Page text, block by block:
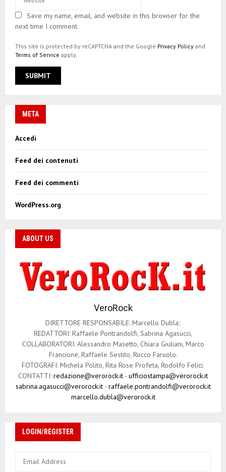
Save my name, email, and website in this browser for the
next time I comment.
This site is protected by reCAPTCHA and the Google Privacy Policy and
Terms of Service apply.
META
Accedi
Feed dei contenuti
Feed dei commenti
WordPress.org
ABOUT US
VeroRock
DIRETTORE RESPONSABILE: Marcello Dubla;
REDATTORI: Raffaele Pontrandolfi, Sabrina Agasucci,
COLLABORATORI: Alessandro Masetto, Chiara Giuliani, Marco
Francione, Raffaele Sestito, Rocco Faruolo.
FOTOGRAFI: Michela Polito, Rita Rose Profeta, Rodolfo Felici.
CONTATTI: redazione@verorock.it - ufficiostampa@verorock.it
sabrina.agasucci@verorock.it- raffaele.pontrandolfi@verorock.it
marcello.dubla@verorock.it
LOGIN/REGISTER